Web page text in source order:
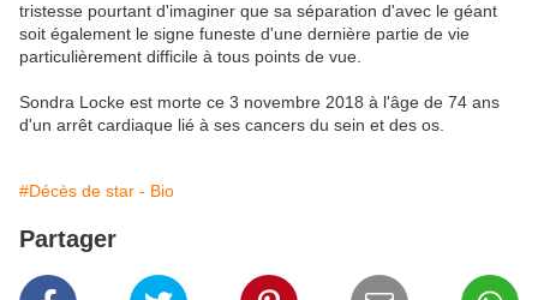
tristesse pourtant d'imaginer que sa séparation d'avec le géant
soit également le signe funeste d'une dernière partie de vie
particulièrement difficile à tous points de vue.
Sondra Locke est morte ce 3 novembre 2018 à l'âge de 74 ans
d'un arrêt cardiaque lié à ses cancers du sein et des os.
#Décès de star - Bio
Partager